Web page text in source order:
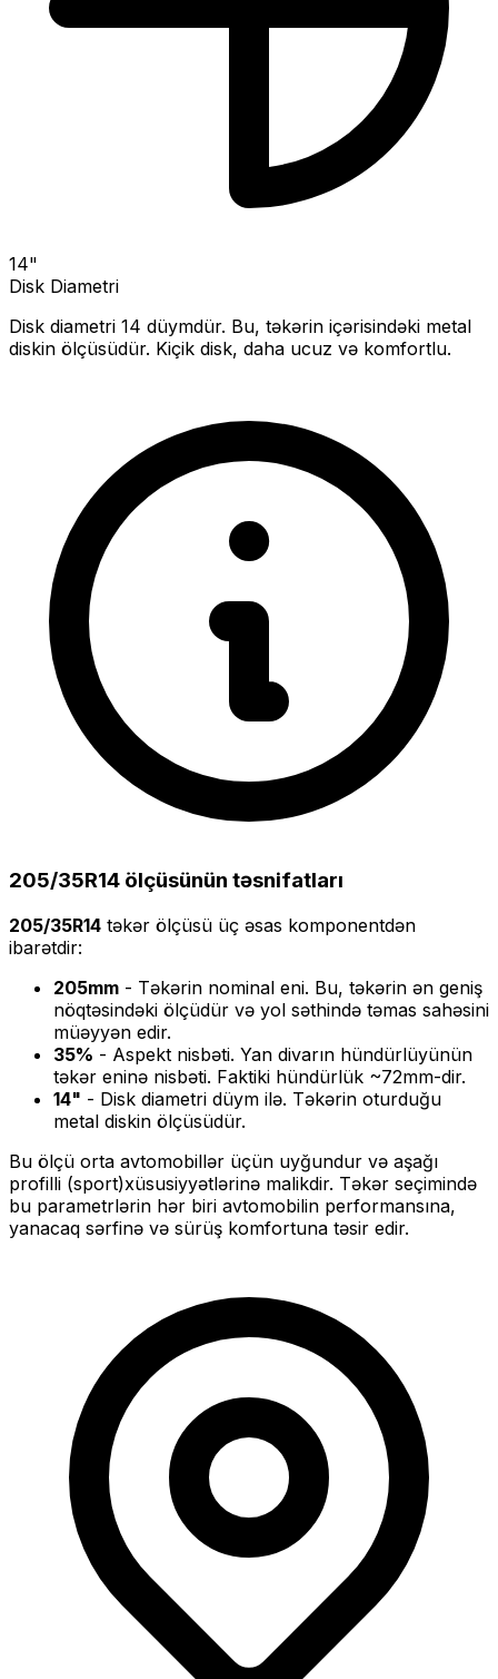
14"
Disk Diametri
Disk diametri 14 düymdür. Bu, təkərin içərisindəki metal
diskin ölçüsüdür. Kiçik disk, daha ucuz və komfortlu.
205/35R14 ölçüsünün təsnifatları
205/35R14 təkər ölçüsü üç əsas komponentdən
ibarətdir:
205mm - Təkərin nominal eni. Bu, təkərin ən geniş
nöqtəsindəki ölçüdür və yol səthində təmas sahəsini
müəyyən edir.
35% - Aspekt nisbəti. Yan divarın hündürlüyünün
təkər eninə nisbəti. Faktiki hündürlük ~72mm-dir.
14" - Disk diametri düym ilə. Təkərin oturduğu
metal diskin ölçüsüdür.
Bu ölçü orta avtomobillər üçün uyğundur və aşağı
profilli (sport)xüsusiyyətlərinə malikdir. Təkər seçimində
bu parametrlərin hər biri avtomobilin performansına,
yanacaq sərfinə və sürüş komfortuna təsir edir.